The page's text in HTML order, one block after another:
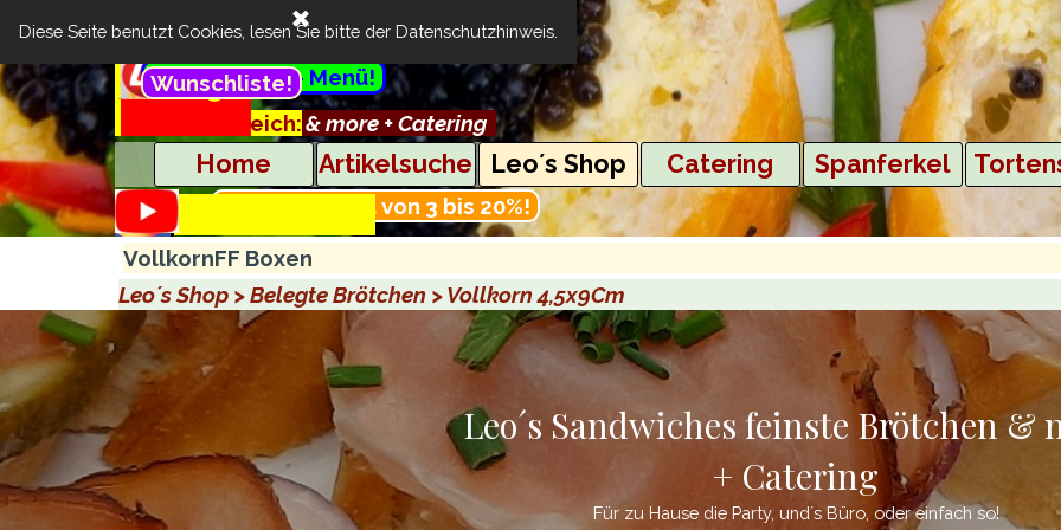
Diese Seite benutzt Cookies, lesen Sie bitte der Datenschutzhinweis
Suchen
..........
Menü überspringen
Cart:Extra günstig- Menü!
Wunschliste!
Feinste Brötchen & more + Catering
Kundenbereich:
Menü überspringen
Home Artikelsuche ▼
Leo´s Shop ▼
Catering ▼
Spanferkel ▼
.............................................
Mengenrabatt von 3 bis 20%!
VollkornFF Boxen
Leo´s Shop > Belegte Brötchen > Vollkorn 4,5x9Cm
Leo´s Sandwiches feinste Brötchen &
+ Catering
Für zu Hause die Party, und´s Büro, oder einfach so!